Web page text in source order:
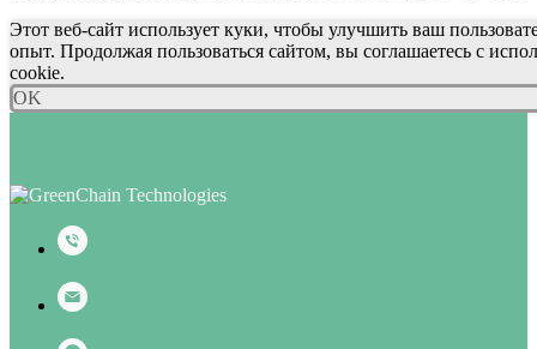
Этот веб-сайт использует куки, чтобы улучшить ваш
опыт. Продолжая пользоваться сайтом, вы соглашаетесь с
cookie.
OK